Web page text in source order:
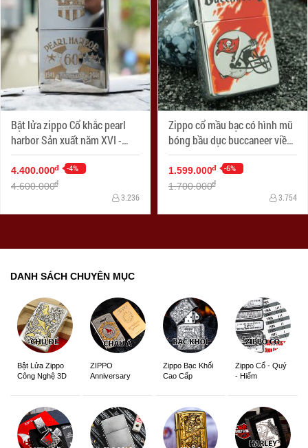
Bật lửa zippo Cổ khắc pearl
harbor Sản xuất năm XVI -
2000
4.400.000đ -4%
4.600.000đ
3.236
Zippo cổ mầu bạc có hình mũ
bóng bầu dục buccaneer viền
đỏ
1.599.000đ -6%
1.700.000đ
3.754
DANH SÁCH CHUYÊN MỤC
Bật Lửa Zippo
Công Nghệ 3D
ZIPPO
Anniversary
Zippo Bạc Khối
Cao Cấp
Zippo Cổ - Quý
- Hiếm